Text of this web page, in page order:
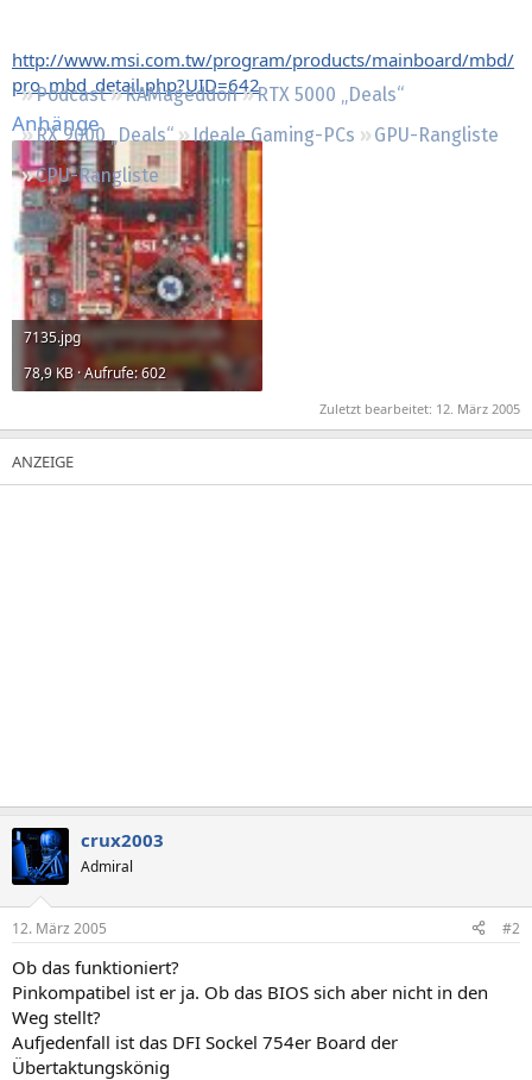
Podcast RAMageddon
RTX 5000 „Deals“
RX 9000 „Deals“
Ideale Gaming-PCs
GPU-Rangliste
CPU-Rangliste
http://www.msi.com.tw/program/products/mainboard/mbd/
pro_mbd_detail.php?UID=642
Anhänge
7135.jpg
78,9 KB · Aufrufe: 602
Zuletzt bearbeitet: 12. März 2005
crux2003
Admiral
12. März 2005 #2
Ob das funktioniert?
Pinkompatibel ist er ja. Ob das BIOS sich aber nicht in den
Weg stellt?
Aufjedenfall ist das DFI Sockel 754er Board der
Übertaktungskönig